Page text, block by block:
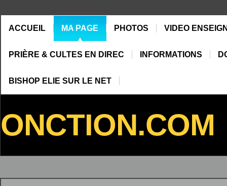
ACCUEIL MA PAGE PHOTOS VIDEO
PRIÈRE & CULTES EN DIREC INFORMATIONS
BISHOP ELIE SUR LE NET
ONCTION.COM